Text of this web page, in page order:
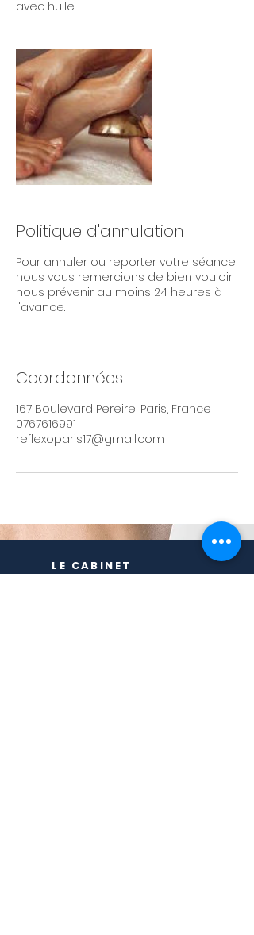
Politique d'annulation
Pour annuler ou reporter votre séance,
nous vous remercions de bien vouloir
nous prévenir au moins 24 heures à
l'avance.
Coordonnées
167 Boulevard Pereire, Paris, France
0767616991
reflexoparis17@gmail.com
LE CABINET